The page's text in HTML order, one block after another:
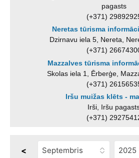
pagasts
(+371)
Neretas tūrisma
Dzirnavu iela 5, Nereta,
(+371)
Mazzalves tūrisma
Skolas iela 1, Ērberģe,
(+371)
Iršu muižas klēts -
Irši, Iršu
(+371)
<